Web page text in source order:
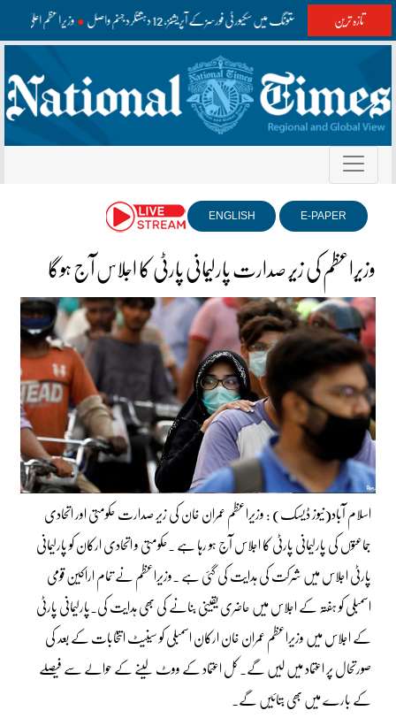
تازہ ترین واشک اور مستونگ میں سکیورٹی فورسز کے آپریشنز، 12 دہشتگرد جہنم واصل وزیراعظم اعلیٰ
E-PAPER
ENGLISH
وزیراعظم کی زیر صدارت پارلیمانی پارٹی کا اجلاس آج ہوگا
اسلام آباد(نیوز ڈیسک) : وزیراعظم عمران خان کی زیر صدارت حکومتی اور اتحادی
جماعتوں کی پارلیمانی پارٹی کا اجلاس آج ہو رہا ہے ۔حکومتی و اتحادی ارکان کو پارلیمانی
پارٹی اجلاس میں شرکت کی ہدایت کی گئی ہے ۔وزیراعظم نے تمام اراکین قومی
اسمبلی کو ہفتہ کے اجلاس میں حاضری یقینی بنانے کی بھی ہدایت کی۔پارلیمانی پارٹی
کے اجلاس میں وزیراعظم عمران خان ارکان اسمبلی کو سینیٹ انتخابات کے بعد کی
صورتحال پر اعتماد میں لیں گے۔ کل اعتماد کے ووٹ لینے کے حوالے سے فیصلے
کے بارے میں بھی بتائیں گے۔